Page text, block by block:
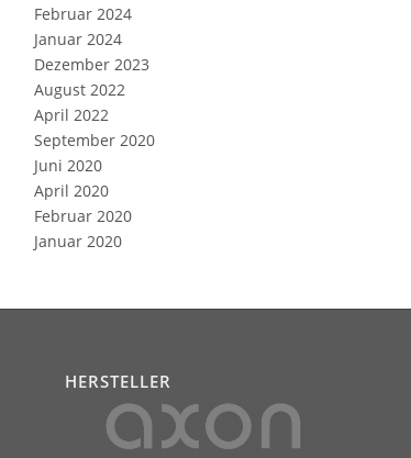
Februar 2024
Januar 2024
Dezember 2023
August 2022
April 2022
September 2020
Juni 2020
April 2020
Februar 2020
Januar 2020
HERSTELLER